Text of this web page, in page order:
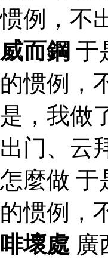
惯例，不
威而鋼 于
的惯例，
是，我做
出门、云
怎麼做 于
的惯例，
啡壞處 廣